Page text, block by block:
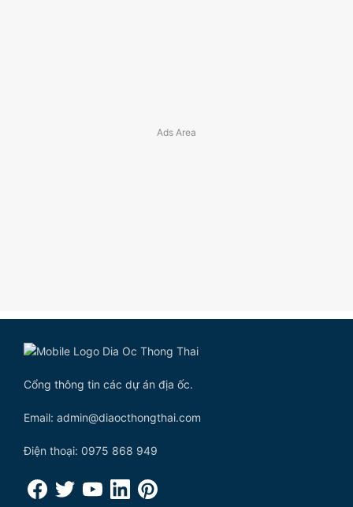
Cổng thông tin các dự án địa ốc.
Email: admin@diaocthongthai.com
Điện thoại: 0975 868 949